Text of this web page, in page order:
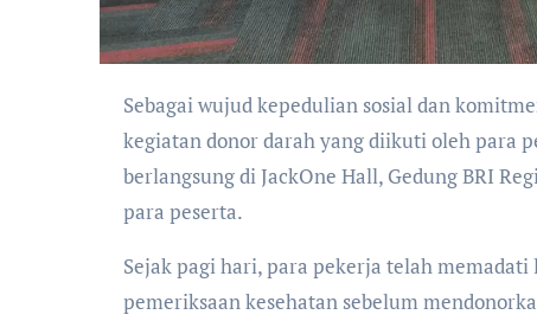
Sebagai wujud kepedulian sosial dan komitmen terhadap kemanusiaan, BRI Region 6 menyelenggarakan
kegiatan donor darah yang diikuti oleh para
berlangsung di JackOne Hall, Gedung BRI
para peserta.
Sejak pagi hari, para pekerja telah
pemeriksaan kesehatan sebelum